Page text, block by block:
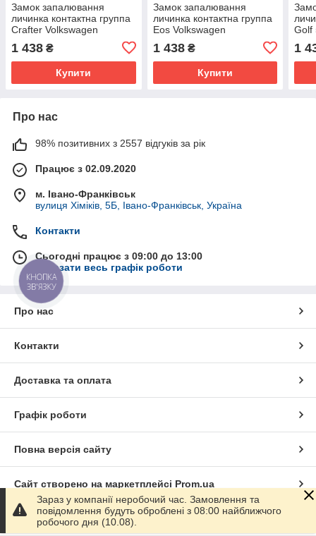
Замок запалювання
личинка контактна группа
Crafter Volkswagen
1K0905851B 5K0905865
1K0905841
1 438 ₴
Купити
Замок запалювання
личинка контактна группа
Eos Volkswagen
1K0905851B 5K0905865
1K0905841
1 438₴
Купити
Golf
1
Про нас
98% позитивних з 2557 відгуків за рік
Працює з 02.09.2020
м. Івано-Франківськ
вулиця Хіміків, 5Б, Івано-Франківськ, Україна
Контакти
Сьогодні працює з 09:00 до 13:00
Показати весь графік роботи
Про нас
Контакти
Доставка та оплата
Графік роботи
Повна версія сайту
Сайт створено на маркетплейсі Prom.ua
Політика конфіденційності
Зараз у компанії неробочий час. Замовлення та
повідомлення будуть оброблені з 08:00 найближчого
робочого дня (10.08).
КНОПКА
ЗВ'ЯЗКУ